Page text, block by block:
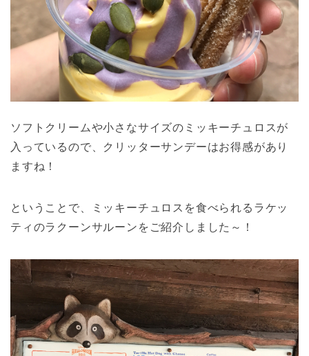
ソフトクリームや小さなサイズのミッキーチュロスが
入っているので、クリッターサンデーはお得感があり
ますね！
ということで、ミッキーチュロスを食べられるラケッ
ティのラクーンサルーンをご紹介しました～！